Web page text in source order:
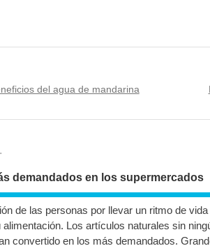
del agua de mandarina
demandados en los supermercados
de las personas por llevar un ritmo de
Los artículos naturales sin
convertido en los más demandados.